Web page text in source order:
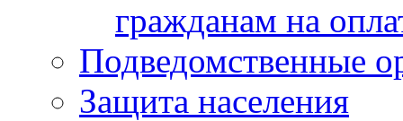
гражданам на
Подведомственные
Защита населения